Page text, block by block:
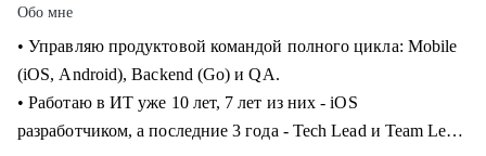
Обо мне
• Управляю продуктовой командой полного цикла: Mobile
(iOS, Android), Backend (Go) и QA.
• Работаю в ИТ уже 10 лет, 7 лет из них - iOS
разработчиком, а последние 3 года - Tech Lead и Team Lead.